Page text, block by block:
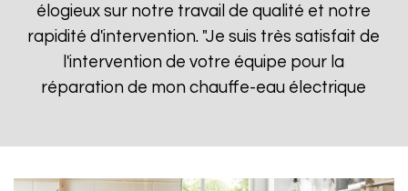
élogieux sur notre travail de qualité et notre
rapidité d'intervention. "Je suis très satisfait de
l'intervention de votre équipe pour la
réparation de mon chauffe-eau électrique